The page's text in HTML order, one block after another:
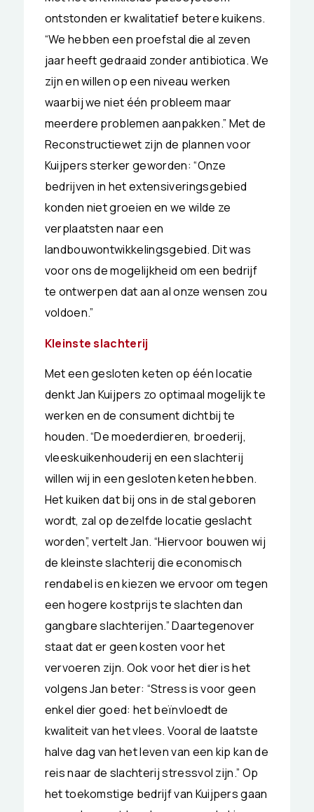
ontstonden er kwalitatief betere kuikens.
“We hebben een proefstal die al zeven
jaar heeft gedraaid zonder antibiotica. We
zijn en willen op een niveau werken
waarbij we niet één probleem maar
meerdere problemen aanpakken.” Met de
Reconstructiewet zijn de plannen voor
Kuijpers sterker geworden: “Onze
bedrijven in het extensiveringsgebied
konden niet groeien en we wilde ze
verplaatsten naar een
landbouwontwikkelingsgebied. Dit was
voor ons de mogelijkheid om een bedrijf
te ontwerpen dat aan al onze wensen zou
voldoen.”
Kleinste slachterij
Met een gesloten keten op één locatie
denkt Jan Kuijpers zo optimaal mogelijk te
werken en de consument dichtbij te
houden. “De moederdieren, broederij,
vleeskuikenhouderij en een slachterij
willen wij in een gesloten keten hebben.
Het kuiken dat bij ons in de stal geboren
wordt, zal op dezelfde locatie geslacht
worden”, vertelt Jan. “Hiervoor bouwen wij
de kleinste slachterij die economisch
rendabel is en kiezen we ervoor om tegen
een hogere kostprijs te slachten dan
gangbare slachterijen.” Daartegenover
staat dat er geen kosten voor het
vervoeren zijn. Ook voor het dier is het
volgens Jan beter: “Stress is voor geen
enkel dier goed: het beïnvloedt de
kwaliteit van het vlees. Vooral de laatste
halve dag van het leven van een kip kan de
reis naar de slachterij stressvol zijn.” Op
het toekomstige bedrijf van Kuijpers gaan